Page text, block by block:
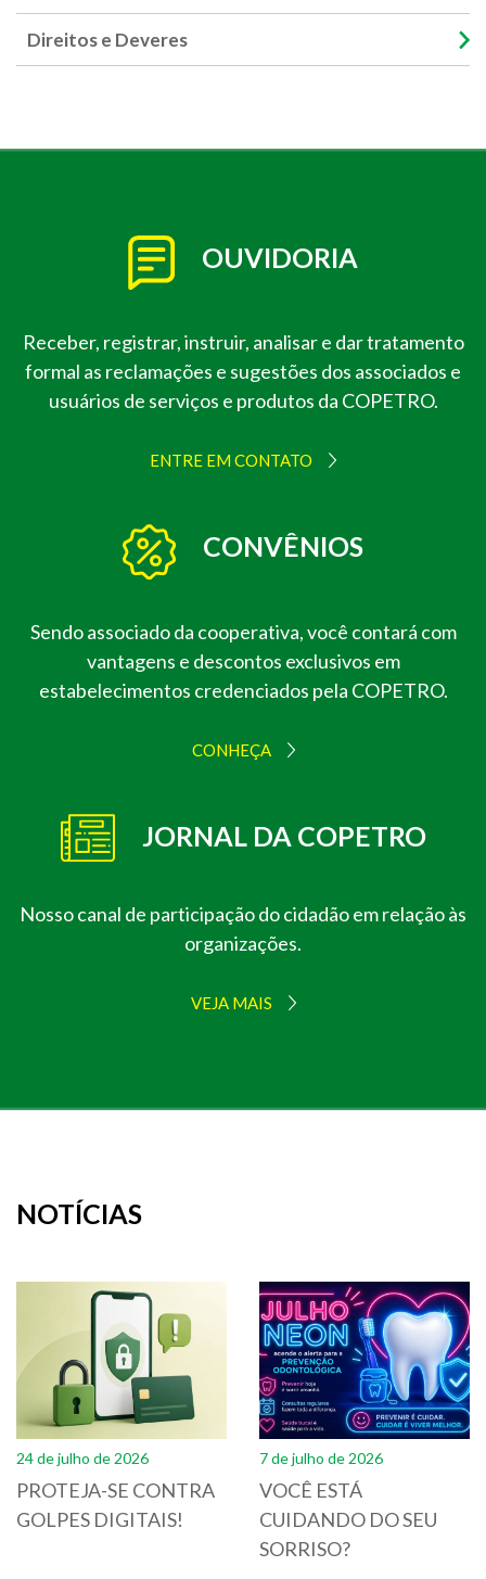
Direitos e Deveres
OUVIDORIA
Receber, registrar, instruir, analisar e dar tratamento
formal as reclamações e sugestões dos associados e
usuários de serviços e produtos da COPETRO.
ENTRE EM CONTATO
CONVÊNIOS
Sendo associado da cooperativa, você contará com
vantagens e descontos exclusivos em
estabelecimentos credenciados pela COPETRO.
CONHEÇA
JORNAL DA COPETRO
Nosso canal de participação do cidadão em relação às
organizações.
VEJA MAIS
NOTÍCIAS
24 de julho de 2026
PROTEJA-SE CONTRA
GOLPES DIGITAIS!
7 de julho de 2026
VOCÊ ESTÁ
CUIDANDO DO SEU
SORRISO?